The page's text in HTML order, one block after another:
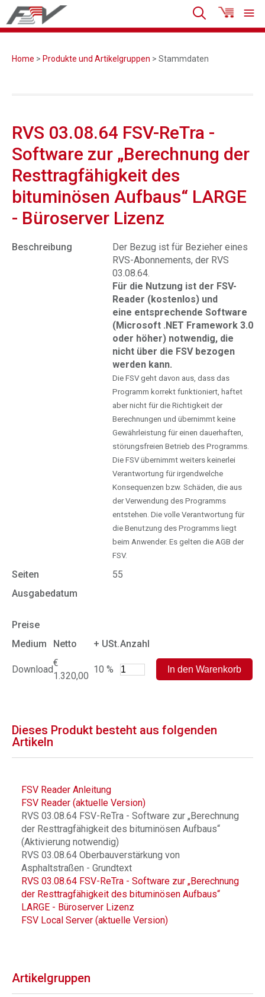
Home > Produkte und Artikelgruppen > Stammdaten
RVS 03.08.64 FSV-ReTra -
Software zur „Berechnung der
Resttragfähigkeit des
bituminösen Aufbaus“ LARGE
- Büroserver Lizenz
Beschreibung
Der Bezug ist für Bezieher eines
RVS-Abonnements, der RVS
03.08.64.
Für die Nutzung ist der FSV-
Reader (kostenlos) und
eine entsprechende Software
(Microsoft .NET Framework 3.0
oder höher) notwendig, die
nicht über die FSV bezogen
werden kann.
Die FSV geht davon aus, dass das
Programm korrekt funktioniert, haftet
aber nicht für die Richtigkeit der
Berechnungen und übernimmt keine
Gewährleistung für einen dauerhaften,
störungsfreien Betrieb des Programms.
Die FSV übernimmt weiters keinerlei
Verantwortung für irgendwelche
Konsequenzen bzw. Schäden, die aus
der Verwendung des Programms
entstehen. Die volle Verantwortung für
die Benutzung des Programms liegt
beim Anwender. Es gelten die AGB der
FSV.
Seiten
55
Ausgabedatum
Preise
Medium
Netto + USt.Anzahl
Download
€
1.320,00
10 %
Dieses Produkt besteht aus folgenden
Artikeln
FSV Reader Anleitung
FSV Reader (aktuelle Version)
RVS 03.08.64 FSV-ReTra - Software zur „Berechnung
der Resttragfähigkeit des bituminösen Aufbaus“
(Aktivierung notwendig)
RVS 03.08.64 Oberbauverstärkung von
Asphaltstraßen - Grundtext
RVS 03.08.64 FSV-ReTra - Software zur „Berechnung
der Resttragfähigkeit des bituminösen Aufbaus“
LARGE - Büroserver Lizenz
FSV Local Server (aktuelle Version)
Artikelgruppen